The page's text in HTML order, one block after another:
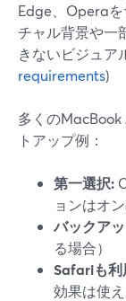
Edge、Opera
チャル背景や一
きないビジュア
requirements)
多くの
トアップ例：
第一選択:
ョンはオン
バックア
る場合）
Safariも利
効果は使え